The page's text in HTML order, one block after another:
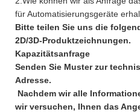
für Automatisierungsgeräte
Bitte teilen Sie uns die
2D/3D-Produktzeichnungen.
Kapazitätsanfrage
Senden Sie Muster zur
Adresse.
Nachdem wir alle
wir versuchen, Ihnen das